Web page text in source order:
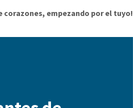
corazones, empezando por el tuyo!